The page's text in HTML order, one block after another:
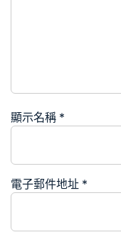
顯示名稱 *
電子郵件地址 *